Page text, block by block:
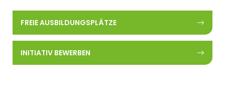
FREIE AUSBILDUNGSPLÄTZE
INITIATIV BEWERBEN